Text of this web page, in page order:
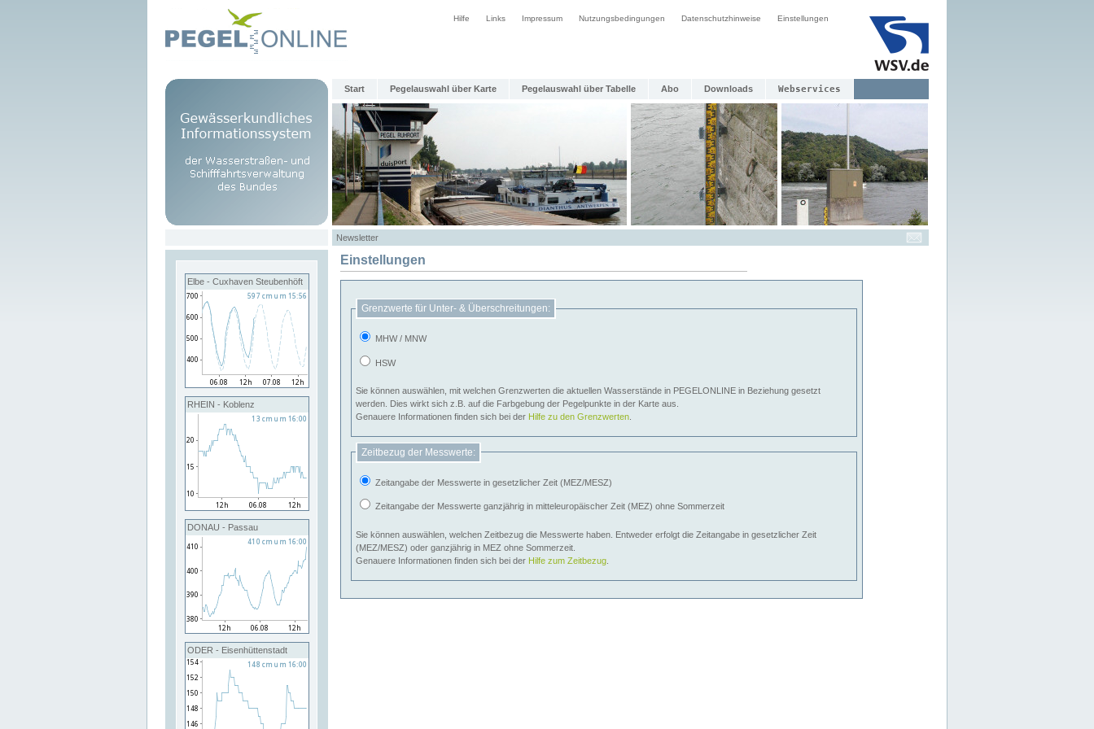
Hilfe Links Impressum Nutzungsbedingungen Datenschutzhinweise Einstellungen
Start Pegelauswahl über Karte Pegelauswahl über Tabelle Abo Downloads Webservices
Newsletter
Elbe - Cuxhaven Steubenhöft
RHEIN - Koblenz
DONAU - Passau
ODER - Eisenhüttenstadt
Einstellungen
Grenzwerte für Unter- & Überschreitungen:
MHW / MNW
HSW
Sie können auswählen, mit welchen Grenzwerten die aktuellen Wasserstände in PEGELONLINE in Beziehung gesetzt
werden. Dies wirkt sich z.B. auf die Farbgebung der Pegelpunkte in der Karte aus.
Genauere Informationen finden sich bei der Hilfe zu den Grenzwerten
Zeitbezug der Messwerte:
Zeitangabe der Messwerte in gesetzlicher Zeit (MEZ/MESZ)
Zeitangabe der Messwerte ganzjährig in mitteleuropäischer Zeit (MEZ) ohne Sommerzeit
Sie können auswählen, welchen Zeitbezug die Messwerte haben. Entweder erfolgt die Zeitangabe in gesetzlicher Zeit
(MEZ/MESZ) oder ganzjährig in MEZ ohne Sommerzeit.
Genauere Informationen finden sich bei der Hilfe zum Zeitbezug